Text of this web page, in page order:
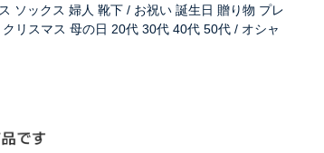
ソックス 婦人 靴下 / お祝い 誕生日 贈り物 プレ
リスマス 母の日 20代 30代 40代 50代 / オシャ